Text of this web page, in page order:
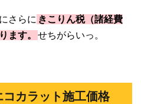
さらに きこりん税（諸経費
ます。
せちがらいっ。
コカラット施工価格